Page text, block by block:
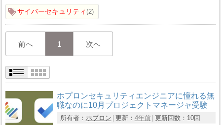
サイバーセキュリティ 2
前へ 1 次へ
ホプロンセキュリティエンジニアに憧れる無
職なのに10月プロジェクトマネージャ受験
所有者： ホプロン 更新： 4年前 更新回数： 10回